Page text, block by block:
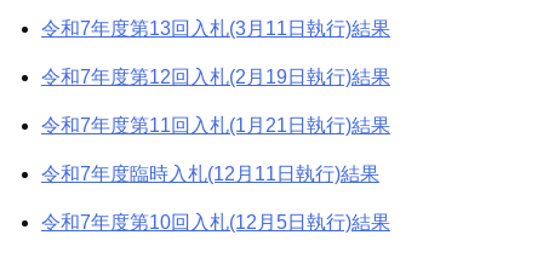
令和7年度第13回入札(3月11日執行)結果
令和7年度第12回入札(2月19日執行)結果
令和7年度第11回入札(1月21日執行)結果
令和7年度臨時入札(12月11日執行)結果
令和7年度第10回入札(12月5日執行)結果